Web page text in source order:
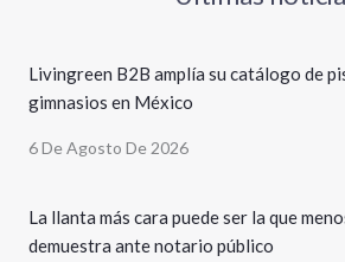
Livingreen B2B amplía su catálogo de
gimnasios en México
6 De Agosto De 2026
La llanta más cara puede ser la que
demuestra ante notario público